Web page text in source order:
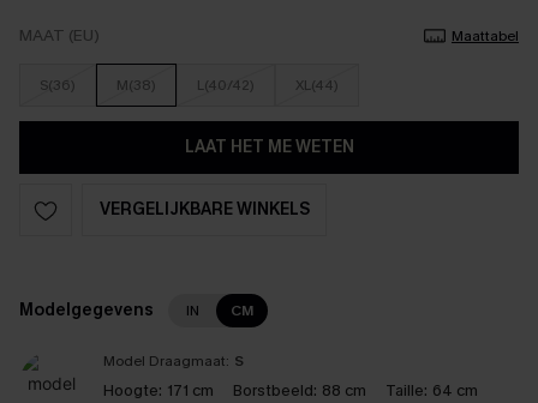
MAAT (EU) Maattabel
S(36) M(38) L(40/42) XL(44)
LAAT HET ME WETEN
VERGELIJKBARE WINKELS
Modelgegevens IN CM
Model Draagmaat: S
Hoogte: 171 cm Borstbeeld: 88 cm Taille: 64 cm